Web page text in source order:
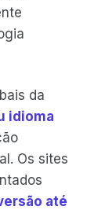
da
idioma
Os sites
até